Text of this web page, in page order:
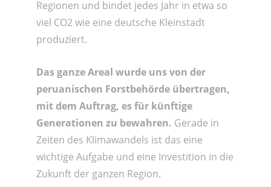
Regionen und bindet jedes Jahr in etwa so
viel CO2 wie eine deutsche Kleinstadt
produziert.
Das ganze Areal wurde uns von der
peruanischen Forstbehörde übertragen,
mit dem Auftrag, es für künftige
Generationen zu bewahren. Gerade in
Zeiten des Klimawandels ist das eine
wichtige Aufgabe und eine Investition in die
Zukunft der ganzen Region.